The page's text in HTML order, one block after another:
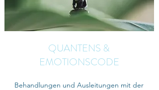
QUANTENS &
EMOTIONSCODE
Behandlungen und Ausleitungen mit der